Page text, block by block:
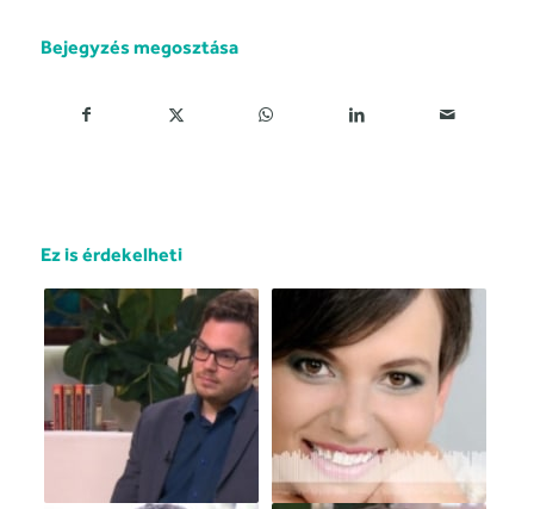
Bejegyzés megosztása
Ez is érdekelheti